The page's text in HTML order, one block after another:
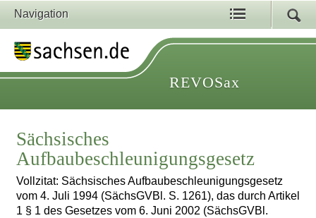
Navigation
REVOSax
Sächsisches
Aufbaubeschleunigungsgesetz
Vollzitat: Sächsisches Aufbaubeschleunigungsgesetz
vom 4. Juli 1994 (SächsGVBl. S. 1261), das durch Artikel
1 § 1 des Gesetzes vom 6. Juni 2002 (SächsGVBl.